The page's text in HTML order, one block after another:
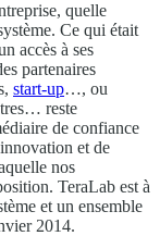
quelle
Ce qui était
accès à ses
partenaires
start-up…, ou
reste
de confiance
et de
nos
TeraLab est à
et un ensemble
2014.